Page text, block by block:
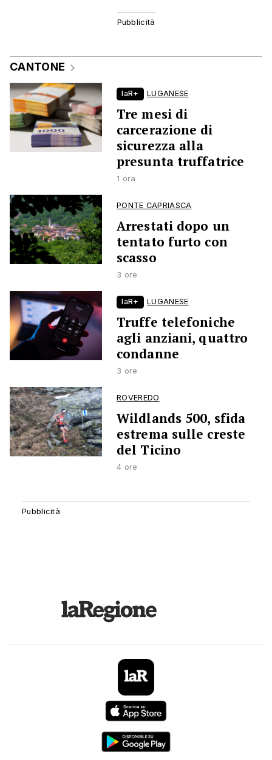
CANTONE
laR+ LUGANESE
Tre mesi di
carcerazione di
sicurezza alla
presunta truffatrice
1 ora
PONTE CAPRIASCA
Arrestati dopo un
tentato furto con
scasso
3 ore
laR+ LUGANESE
Truffe telefoniche
agli anziani, quattro
condanne
3 ore
ROVEREDO
Wildlands 500, sfida
estrema sulle creste
del Ticino
4 ore